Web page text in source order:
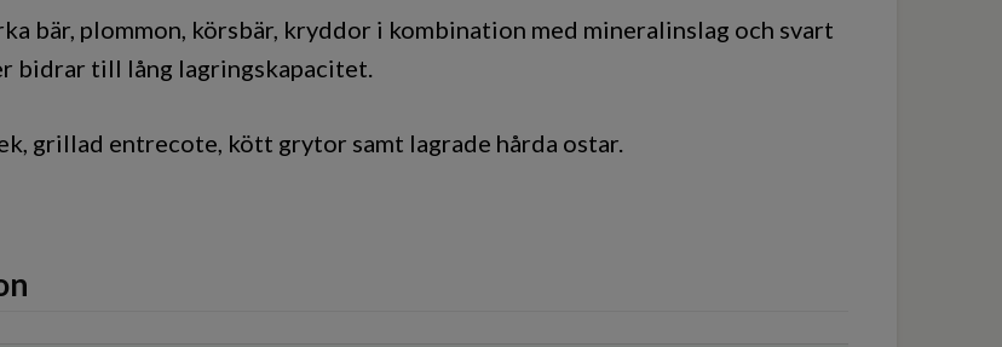
bär, plommon, körsbär, kryddor i kombination med mineralinslag och svart
bidrar till lång lagringskapacitet.
grillad entrecote, kött grytor samt lagrade hårda ostar.